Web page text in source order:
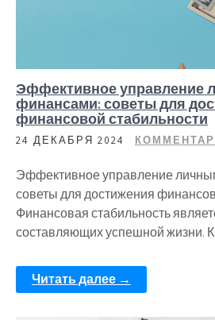
Эффективное управление
финансами: советы для
финансовой стабильности
24 ДЕКАБРЯ 2024
Эффективное управление
советы для достижения
Финансовая стабильность
составляющих успешной жизни.
Читать далее →